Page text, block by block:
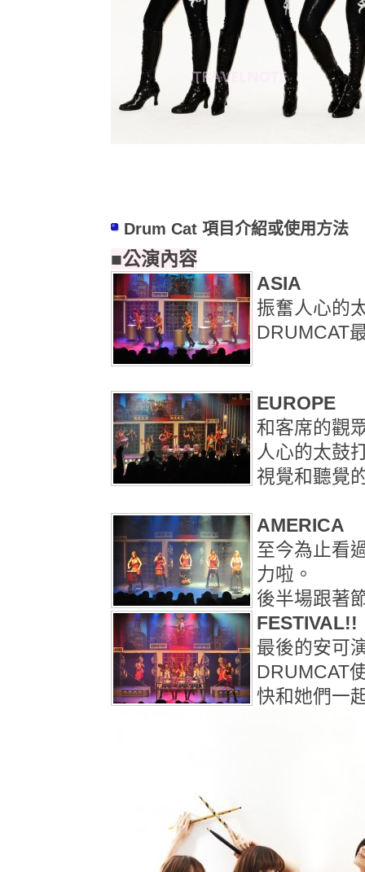
Drum Cat 項目介紹或使用方法
■公演內容
ASIA
振奮人心的
DRUMCAT
EUROPE
和客席的觀
人心的太鼓
視覺和聽覺
AMERICA
至今為止看
力啦。
後半場跟著
FESTIVAL!!
最後的安可
DRUMCAT
快和她們一